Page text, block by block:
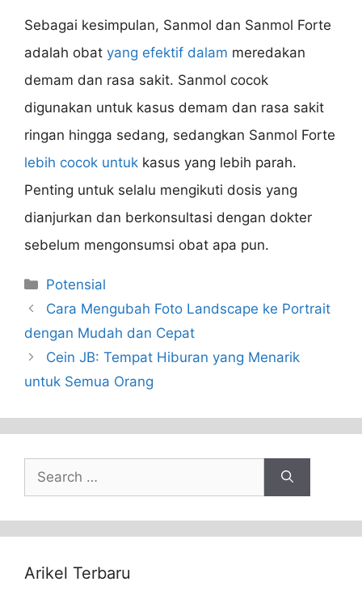
Sebagai kesimpulan, Sanmol dan Sanmol Forte
adalah obat yang efektif dalam meredakan
demam dan rasa sakit. Sanmol cocok
digunakan untuk kasus demam dan rasa sakit
ringan hingga sedang, sedangkan Sanmol Forte
lebih cocok untuk kasus yang lebih parah.
Penting untuk selalu mengikuti dosis yang
dianjurkan dan berkonsultasi dengan dokter
sebelum mengonsumsi obat apa pun.
Categories
Potensial
Cara Mengubah Foto Landscape ke Portrait
dengan Mudah dan Cepat
Cein JB: Tempat Hiburan yang Menarik
untuk Semua Orang
Search
for:
Arikel Terbaru